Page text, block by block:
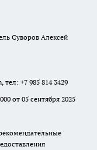
Суворов Алексей
+7 985 814 3429
от 05 сентября 2025